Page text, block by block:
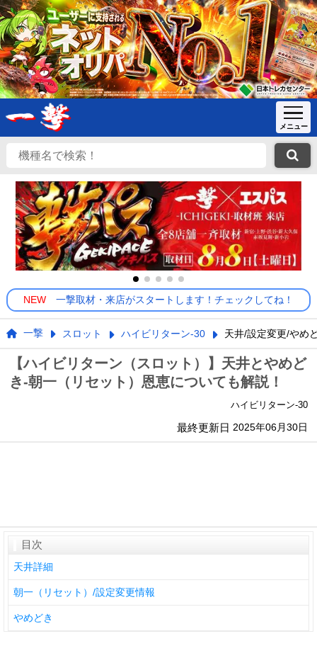
NEW 一撃取材・来店がスタートします！チェックしてね！
一撃 スロット ハイビリターン-30 天井/設定変更/やめ
【ハイビリターン（スロット）】天井とやめど
き-朝一（リセット）恩恵についても解説！
ハイビリターン-30
最終更新日 2025年06月30日
目次
天井詳細
朝一（リセット）/設定変更情報
やめどき